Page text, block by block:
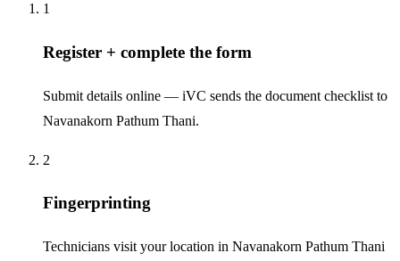
1
Register + complete the form
Submit details online — iVC sends the document checklist to
Navanakorn Pathum Thani.
2
Fingerprinting
Technicians visit your location in Navanakorn Pathum Thani